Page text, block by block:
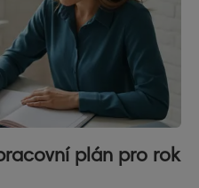
plán pro rok